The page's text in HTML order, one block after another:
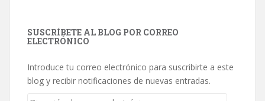
SUSCRÍBETE AL BLOG POR CORREO
ELECTRÓNICO
Introduce tu correo electrónico para suscribirte a este
blog y recibir notificaciones de nuevas entradas.